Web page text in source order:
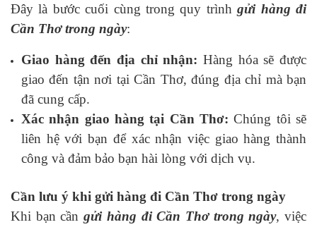
Đây là bước cuối cùng trong quy trìnhgửi hàng đi
Cần Thơ trong ngày:
Giao hàng đến địa chỉ nhận: Hàng hóa sẽ được
giao đến tận nơi tại Cần Thơ, đúng địa chỉ mà bạn
đã cung cấp.
Xác nhận giao hàng tại Cần Thơ: Chúng tôi sẽ
liên hệ với bạn để xác nhận việc giao hàng thành
công và đảm bảo bạn hài lòng với dịch vụ.
Cần lưu ý khi gửi hàng đi Cần Thơ trong ngày
Khi bạn cầngửi hàng đi Cần Thơ trong ngày, việc